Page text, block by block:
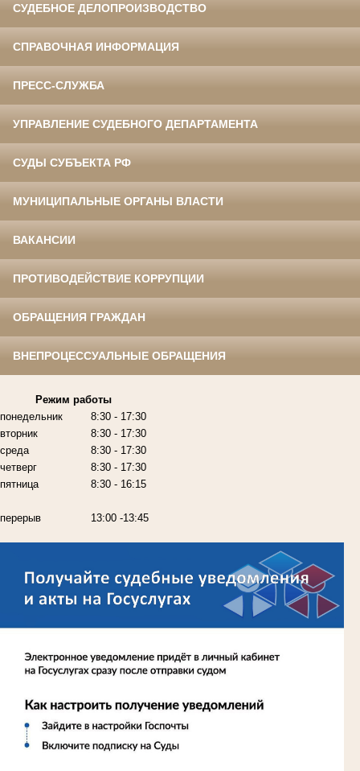
СУДЕБНОЕ ДЕЛОПРОИЗВОДСТВО
СПРАВОЧНАЯ ИНФОРМАЦИЯ
ПРЕСС-СЛУЖБА
УПРАВЛЕНИЕ СУДЕБНОГО ДЕПАРТАМЕНТА
СУДЫ СУБЪЕКТА РФ
МУНИЦИПАЛЬНЫЕ ОРГАНЫ ВЛАСТИ
ВАКАНСИИ
ПРОТИВОДЕЙСТВИЕ КОРРУПЦИИ
ОБРАЩЕНИЯ ГРАЖДАН
ВНЕПРОЦЕССУАЛЬНЫЕ ОБРАЩЕНИЯ
Режим работы
понедельник
вторник
среда
четверг
пятница
перерыв
8:30 - 17:30
8:30 - 17:30
8:30 - 17:30
8:30 - 17:30
8:30 - 16:15
13:00 -13:45